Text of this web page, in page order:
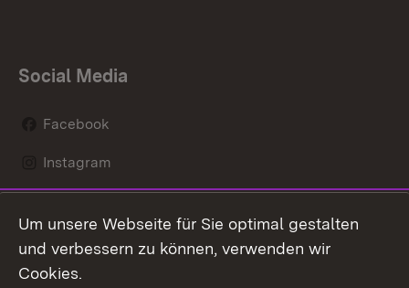
Social Media
Facebook
Instagram
Mastodon
Youtube
Um unsere Webseite für Sie optimal gestalten
und verbessern zu können, verwenden wir
Cookies.